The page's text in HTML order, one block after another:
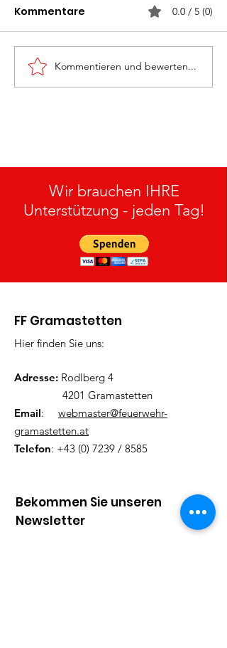
Monatsübung
„Personenrettung“ am
Kommentare 0.0 / 5 (0)
Kommentieren und bewerten...
Wir brauchen IHRE
Unterstützung - jeden Tag!
FF Gramastetten
Hier finden Sie uns:
Adresse: Rodlberg 4
4201 Gramastetten
Email: webmaster@feuerwehr-
gramastetten.at
Telefon: +43 (0) 7239 / 8585
Bekommen Sie unseren
Newsletter